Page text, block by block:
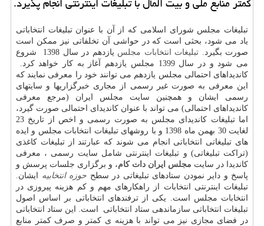
تبلیغات مجلس شورای اسلامی که از آن با عنوان تبلیغات انتخاباتی
یاد می شود، بحثی است که در حواشی آن تخلفاتی نیز ممکن است
صورت بگیرد. تبلیغات انتخابات مجلس
یازدهم در سال 1398 شروع
می شود و در سال 1399 مجلس یازدهم آغاز به کار خواهد کرد.
كاندیداهای احتمالی مجلس یازدهم می توانند خود را معرفی نمایند که
این معرفی به صورت غیر رسمی از مجاری خبرگزاریها و سایتهای
رسمی ایشان و همچنین سایت مجلس ایران (مرجع معرفی
کاندیداهای احتمالی) می تواند با عنوان کاندیدای احتمالی صورت گیرد،
اما تبلیغات کاندیدای مجلس به صورت رسمی و اخص از تاریخ 23
لغایت 30 بهمن ماه 1398 و با روشهای تبلیغات انتخابات مجلس و ایده
های تبلیغاتی انتخاباتی انجام می شوند که عبارتند از تبلیغات کاغذی
(تراکت تبلیغاتی) و تبلیغات اینترنتی شامل سایت رسمی ، معرفی
کاندیدا در سایت مجلس ایران دات کام، و برگزاری جلسات پرسش و
پاسخ و دایر نمودن ستادهای تبلیغاتی در سطح حوزه انتخابیه ایشان.
تبلیغات اینترنتی انتخابات از راهکارهای مهم و کم هزینه پیروزی در
انتخابات مجلس است. یکی از ترفندهای انتخاباتی بر اساس اصول
تبلیغات انتخاباتی سازماندهی ستاد انتخاباتی است. این ستاد انتخاباتی
در فضای مجازی نیز می تواند با هزینه ی کمتر و صرف کمتر منابع